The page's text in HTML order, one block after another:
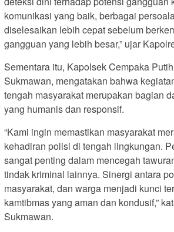
komunikasi yang baik, berbagai
diselesaikan lebih cepat sebelum
gangguan yang lebih besar,” ujar
Sementara itu, Kapolsek Cempaka
Sukmawan, mengatakan bahwa
tengah masyarakat merupakan bagian
yang humanis dan responsif.
“Kami ingin memastikan masyarakat
kehadiran polisi di tengah lingkungan.
sangat penting dalam mencegah
tindak kriminal lainnya. Sinergi antara
masyarakat, dan warga menjadi kunci
kamtibmas yang aman dan kondusif,”
Sukmawan.